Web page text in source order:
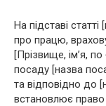
На підставі
про працю,
[Прізвище, ім’я,
посаду [назва
та відповідно до
встановлює право